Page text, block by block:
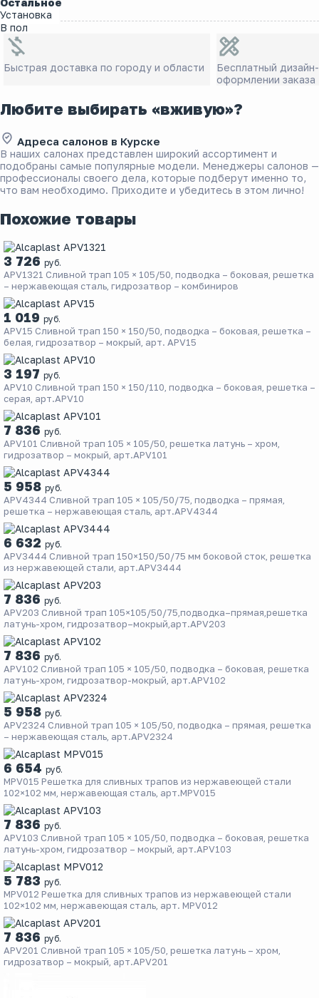
Установка
В пол
Быстрая доставка по городу и области
Бесплатный
оформлении заказа
Любите выбирать «вживую»?
Адреса салонов в Курске
В наших салонах представлен широкий ассортимент и
подобраны самые популярные модели. Менеджеры салонов —
профессионалы своего дела, которые подберут именно то,
что вам необходимо. Приходите и убедитесь в этом лично!
Похожие товары
3 726 руб.
APV1321 Сливной трап 105 × 105/50, подводка – боковая, решетка
– нержавеющая сталь, гидрозатвор – комбиниров
1 019 руб.
APV15 Сливной трап 150 × 150/50, подводка – боковая, решетка –
белая, гидрозатвор – мокрый, арт. APV15
3 197 руб.
APV10 Сливной трап 150 × 150/110, подводка – боковая, решетка –
серая, арт.APV10
7 836 руб.
APV101 Сливной трап 105 × 105/50, решетка латунь – хром,
гидрозатвор – мокрый, арт.APV101
5 958 руб.
APV4344 Сливной трап 105 × 105/50/75, подводка – прямая,
решетка – нержавеющая сталь, арт.APV4344
6 632 руб.
APV3444 Сливной трап 150×150/50/75 мм боковой сток, решетка
из нержавеющей стали, арт.APV3444
7 836 руб.
APV203 Сливной трап 105×105/50/75,подводка–прямая,решетка
латунь-хром, гидрозатвор–мокрый,арт.APV203
7 836 руб.
APV102 Сливной трап 105 × 105/50, подводка – боковая, решетка
латунь-хром, гидрозатвор-мокрый, арт.APV102
5 958 руб.
APV2324 Сливной трап 105 × 105/50, подводка – прямая, решетка
– нержавеющая сталь, арт.APV2324
6 654 руб.
MPV015 Решетка для cливных трапов из нержавеющей стали
102×102 мм, нержавеющая сталь, арт.MPV015
7 836 руб.
APV103 Сливной трап 105 × 105/50, подводка – боковая, решетка
латунь-хром, гидрозатвор – мокрый, арт.APV103
5 783 руб.
MPV012 Решетка для cливных трапов из нержавеющей стали
102×102 мм, нержавеющая сталь, арт. MPV012
7 836 руб.
APV201 Сливной трап 105 × 105/50, решетка латунь – хром,
гидрозатвор – мокрый, арт.APV201